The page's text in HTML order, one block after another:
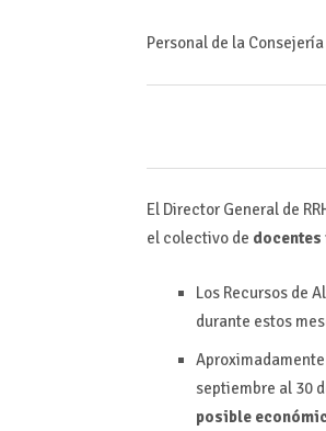
Personal de la
El Director General de
el colectivo de
Los Recursos de
durante estos
septiembre al 30
posible